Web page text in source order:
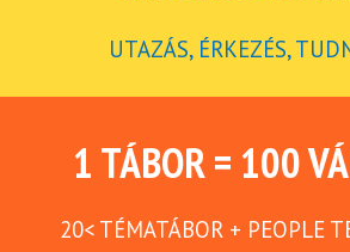
UTAZÁS, ÉRKEZÉS,
1 TÁBOR = 100
20< TÉMATÁBOR + PEOPLE